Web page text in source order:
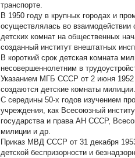
транспорте.
В 1950 году в крупных городах и
осуществлялась во
детских комнат на общественных
созданный институт внештатных
В короткий срок детская комната
несовершеннолетним в
Указанием МГБ СССР от 2 июня 1952
создаются детские комнаты милиции.
С середины 50-х годов изучением
учреждения, как Всесоюзный
государства и права АН СССР,
милиции и др.
Приказ МВД СССР от 31 декабря
детской беспризорности и